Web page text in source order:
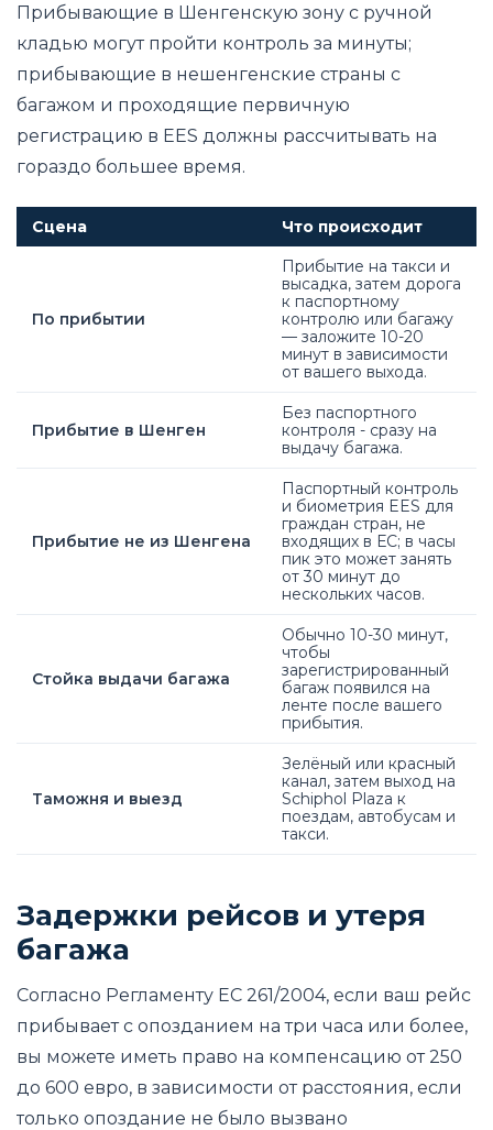
Прибывающие в Шенгенскую зону с ручной
кладью могут пройти контроль за минуты;
прибывающие в нешенгенские страны с
багажом и проходящие первичную
регистрацию в EES должны рассчитывать на
гораздо большее время.
Сцена Что происходит
По прибытии
Прибытие на такси и
высадка, затем дорога
к паспортному
контролю или багажу
— заложите 10-20
минут в зависимости
от вашего выхода.
Прибытие в Шенген
Без паспортного
контроля - сразу на
выдачу багажа.
Прибытие не из Шенгена
Паспортный контроль
и биометрия EES для
граждан стран, не
входящих в ЕС; в часы
пик это может занять
от 30 минут до
нескольких часов.
Стойка выдачи багажа
Обычно 10-30 минут,
чтобы
зарегистрированный
багаж появился на
ленте после вашего
прибытия.
Таможня и выезд
Зелёный или красный
канал, затем выход на
Schiphol Plaza к
поездам, автобусам и
такси.
Задержки рейсов и утеря
багажа
Согласно Регламенту ЕС 261/2004, если ваш рейс
прибывает с опозданием на три часа или более,
вы можете иметь право на компенсацию от 250
до 600 евро, в зависимости от расстояния, если
только опоздание не было вызвано